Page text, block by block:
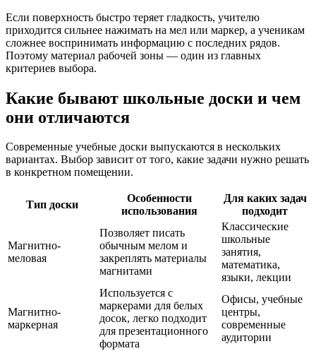
Если поверхность быстро теряет гладкость, учителю
приходится сильнее нажимать на мел или маркер, а ученикам
сложнее воспринимать информацию с последних рядов.
Поэтому материал рабочей зоны — один из главных
критериев выбора.
Какие бывают школьные доски и чем
они отличаются
Современные учебные доски выпускаются в нескольких
вариантах. Выбор зависит от того, какие задачи нужно решать
в конкретном помещении.
Тип доски
Особенности
использования
Для каких задач
подходит
Магнитно-
меловая
Позволяет писать
обычным мелом и
закреплять материалы
магнитами
Классические
школьные
занятия,
математика,
языки, лекции
Магнитно-
маркерная
Используется с
маркерами для белых
досок, легко подходит
для презентационного
формата
Офисы, учебные
центры,
современные
аудитории